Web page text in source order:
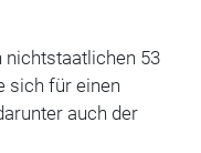
nichtstaatlichen 53
sich für einen
auch der